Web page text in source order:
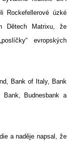
Rockefellerové úzké
Dětech Matrixu, že
evropských
Bank of Italy, Bank
Bank, Budnesbank a
a naděje napsal, že